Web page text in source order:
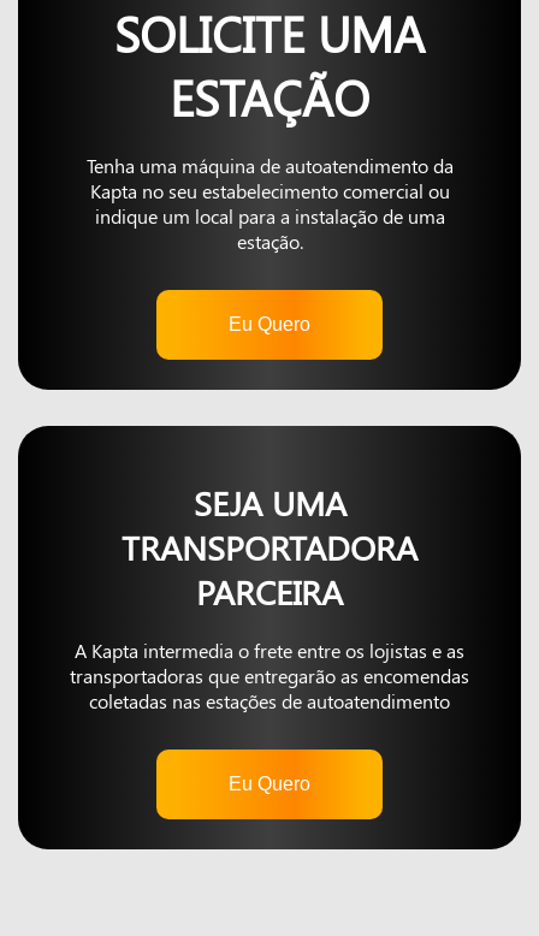
SOLICITE UMA
ESTAÇÃO
Tenha uma máquina de autoatendimento da
Kapta no seu estabelecimento comercial ou
indique um local para a instalação de uma
estação.
Eu Quero
SEJA UMA
TRANSPORTADORA
PARCEIRA
A Kapta intermedia o frete entre os lojistas e as
transportadoras que entregarão as encomendas
coletadas nas estações de autoatendimento
Eu Quero